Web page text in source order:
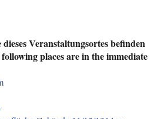
Veranstaltungsortes befinden
places are in the immediate